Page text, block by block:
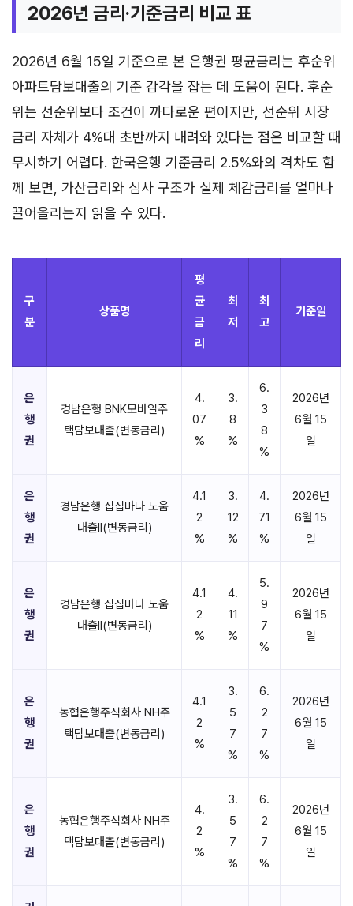
2026년 금리·기준금리 비교 표
2026년 6월 15일 기준으로 본 은행권 평균금리는 후순위
아파트담보대출의 기준 감각을 잡는 데 도움이 된다. 후순
위는 선순위보다 조건이 까다로운 편이지만, 선순위 시장
금리 자체가 4%대 초반까지 내려와 있다는 점은 비교할 때
무시하기 어렵다. 한국은행 기준금리 2.5%와의 격차도 함
께 보면, 가산금리와 심사 구조가 실제 체감금리를 얼마나
끌어올리는지 읽을 수 있다.
구
분
상품명
평
균
금
리
최
저
최
고
기준일
은
행
권
경남은행 BNK모바일주
택담보대출(변동금리)
4.
07
%
3.
8
%
6.
3
8
%
2026년
6월 15
일
은
행
권
경남은행 집집마다 도움
대출II(변동금리)
4.1
2
%
3.
12
%
4.
71
%
2026년
6월 15
일
은
행
권
경남은행 집집마다 도움
대출II(변동금리)
4.1
2
%
4.
11
%
5.
9
7
%
2026년
6월 15
일
은
행
권
농협은행주식회사 NH주
택담보대출(변동금리)
4.1
2
%
3.
5
7
%
6.
2
7
%
2026년
6월 15
일
은
행
권
농협은행주식회사 NH주
택담보대출(변동금리)
4.
2
%
3.
5
7
%
6.
2
7
%
2026년
6월 15
일